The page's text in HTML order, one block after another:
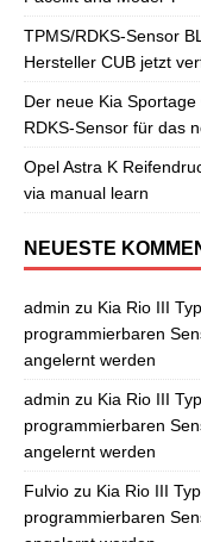
TPMS/RDKS-Sensor
Hersteller CUB jetzt
Der neue Kia
RDKS-Sensor für das
Opel Astra K
via manual learn
NEUESTE
admin zu Kia Rio III
programmierbaren
angelernt werden
admin zu Kia Rio III
programmierbaren
angelernt werden
Fulvio zu Kia Rio III
programmierbaren